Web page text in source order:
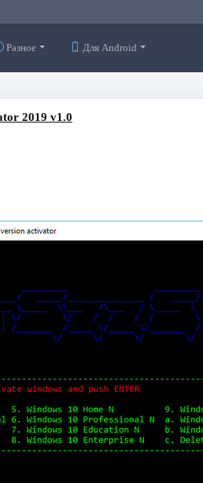
Разное Для Android
2019 v1.0